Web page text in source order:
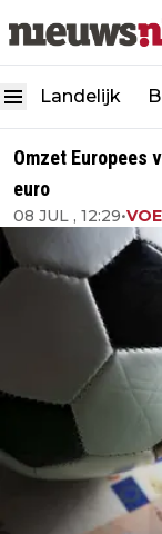
Landelijk
Omzet Europees
euro
08 JUL , 12:29•